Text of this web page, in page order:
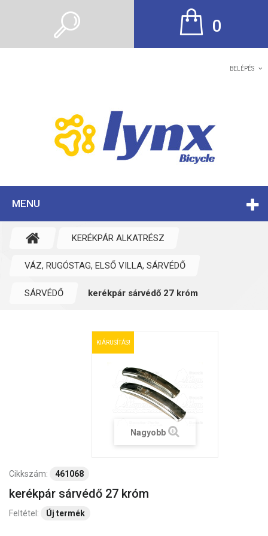
0
BELÉPÉS
MENU
KERÉKPÁR ALKATRÉSZ
VÁZ, RUGÓSTAG, ELSŐ VILLA, SÁRVÉDŐ
SÁRVÉDŐ kerékpár sárvédő 27 króm
KIÁRUSÍTÁS!
Nagyobb
Cikkszám: 461068
kerékpár sárvédő 27 króm
Feltétel: Új termék